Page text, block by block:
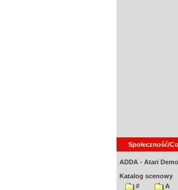
Społeczność/
ADDA - Atari
Katalog scenowy
#
A